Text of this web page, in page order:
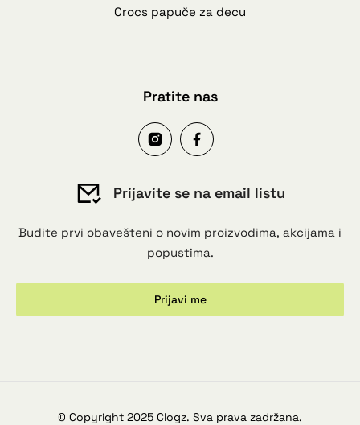
Crocs papuče za decu
Pratite nas
Prijavite se na email listu
Budite prvi obavešteni o novim proizvodima, akcijama i
popustima.
Prijavi me
© Copyright 2025 Clogz. Sva prava zadržana.